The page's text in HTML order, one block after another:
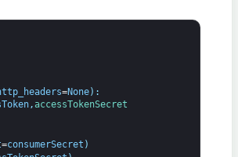
=None) :
,accessTokenSecret
=consumerSecret )